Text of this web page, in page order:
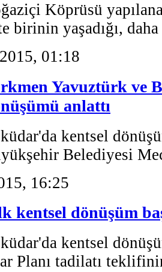
Köprüsü
birinin yaşadığı,
01:18
Yavuztürk ve
anlattı
kentsel
Belediyesi
16:25
kentsel dönüşüm
kentsel
Planı tadilatı